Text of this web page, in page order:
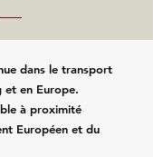
dans le transport
et en Europe.
à proximité
Européen et du